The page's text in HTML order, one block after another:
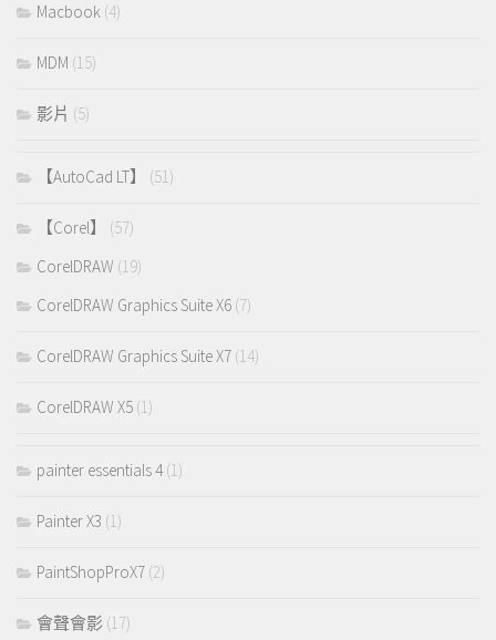
Macbook (4)
MDM (15)
影片 (5)
【AutoCad LT】 (51)
【Corel】
(57)
CorelDRAW (19)
CorelDRAW Graphics Suite X6 (7)
CorelDRAW Graphics Suite X7 (14)
CorelDRAW X5 (1)
painter essentials 4(1)
Painter X3 (1)
PaintShopProX7 (2)
會聲會影 (17)